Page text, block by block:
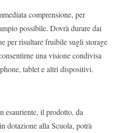
comprensione, per
possibile. Dovrà durare dai
per risultare fruibile sugli storage
una visione condivisa
tablet e altri dispositivi.
esauriente, il prodotto, da
dotazione alla Scuola, potrà